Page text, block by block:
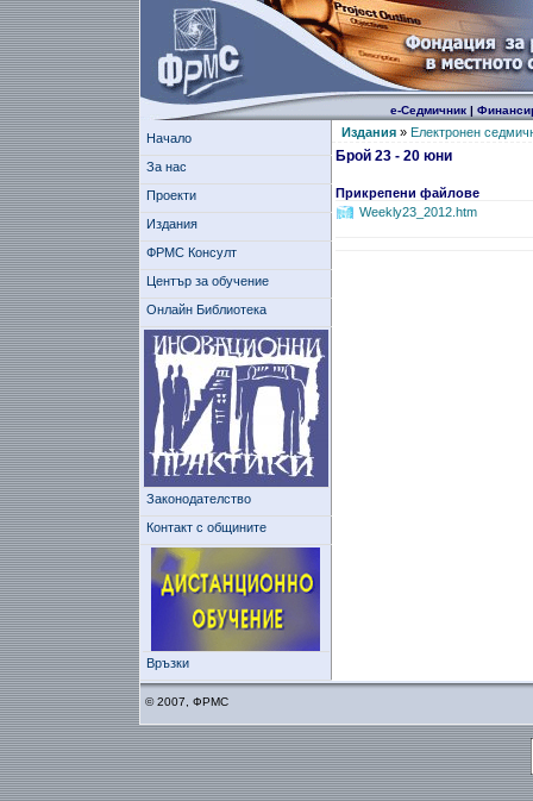
е-Седмичник|
Начало
За нас
Проекти
Издания
ФРМС Консулт
Център за обучение
Онлайн Библиотека
Законодателство
Контакт с общините
Връзки
Издания» Електронен
Брой 23 - 20 юни
Прикрепени файлове
Weekly23_2012.htm
© 2007, ФРМС